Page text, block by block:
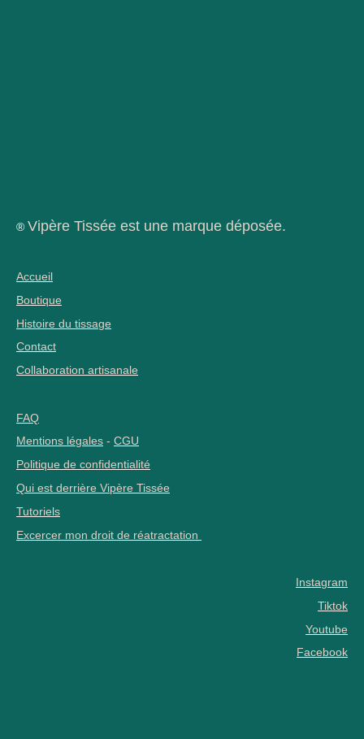
® Vipère Tissée est une marque déposée.
Accueil
Boutique
Histoire du tissage
Contact
Collaboration artisanale
FAQ
Mentions légales - CGU
Politique de confidentialité
Qui est derrière Vipère Tissée
Tutoriels
Excercer mon droit de réatractation
Instagram
Tiktok
Youtube
Facebook